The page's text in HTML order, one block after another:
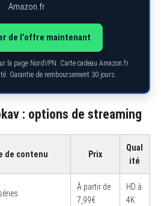
Amazon.fr
de l’offre maintenant
la page NordVPN. Carte cadeau Amazon.fr
Garantie de remboursement 30 jours.
: options de streaming
de contenu Prix
Qual
ité
À partir de
7,99€
HD à
4K